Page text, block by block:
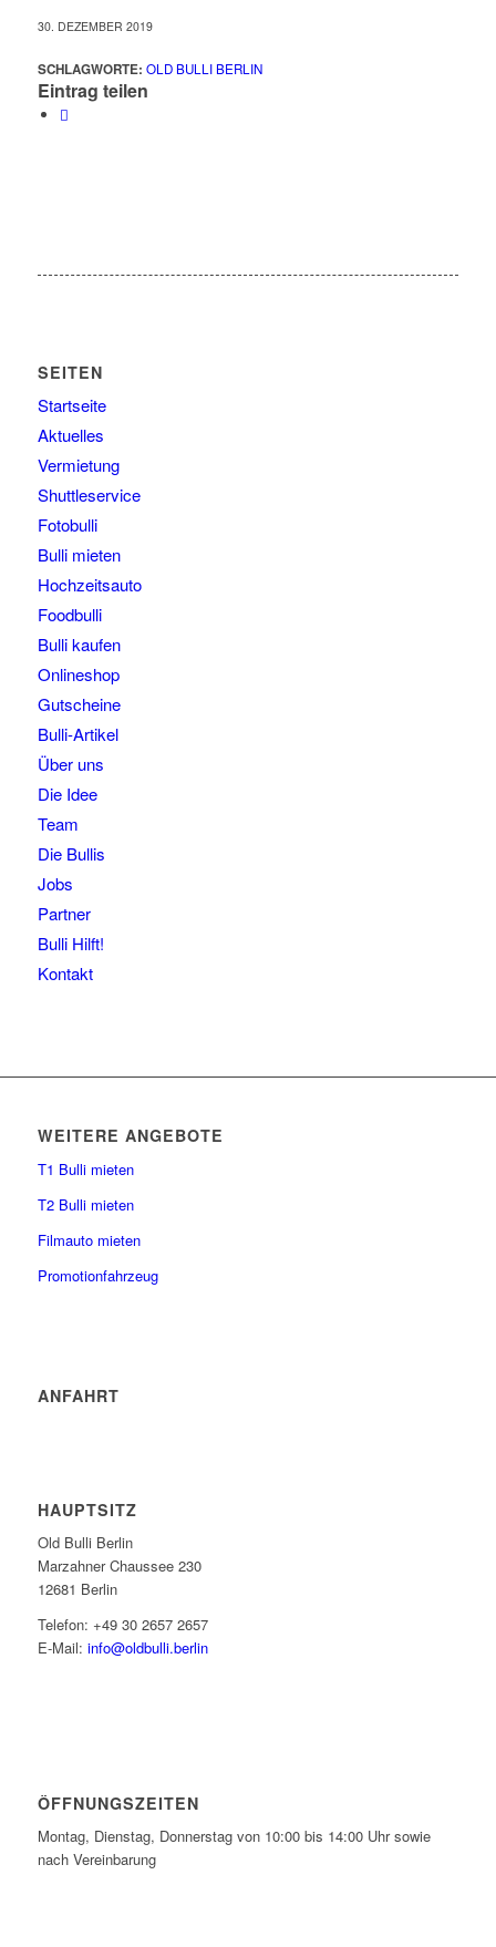
30. DEZEMBER 2019
SCHLAGWORTE: OLD BULLI BERLIN
Eintrag teilen
SEITEN
Startseite
Aktuelles
Vermietung
Shuttleservice
Fotobulli
Bulli mieten
Hochzeitsauto
Foodbulli
Bulli kaufen
Onlineshop
Gutscheine
Bulli-Artikel
Über uns
Die Idee
Team
Die Bullis
Jobs
Partner
Bulli Hilft!
Kontakt
WEITERE ANGEBOTE
T1 Bulli mieten
T2 Bulli mieten
Filmauto mieten
Promotionfahrzeug
ANFAHRT
HAUPTSITZ
Old Bulli Berlin
Marzahner Chaussee 230
12681 Berlin
Telefon: +49 30 2657 2657
E-Mail: info@oldbulli.berlin
ÖFFNUNGSZEITEN
Montag, Dienstag, Donnerstag von 10:00 bis 14:00 Uhr sowie
nach Vereinbarung